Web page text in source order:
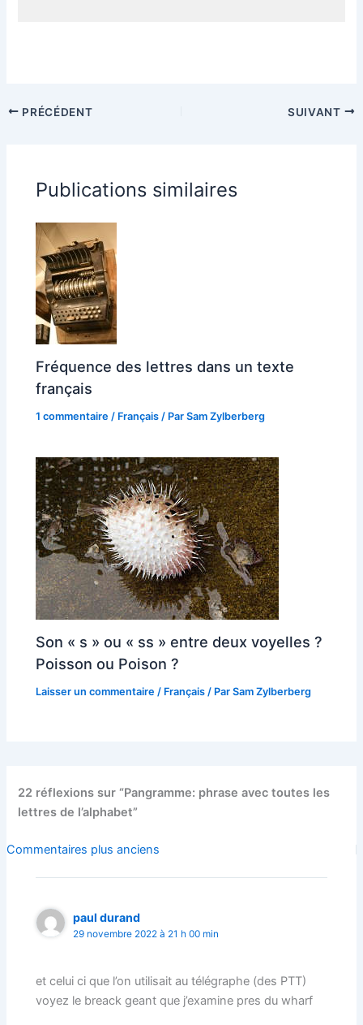
PRÉCÉDENT SUIVANT
Publications similaires
Fréquence des lettres dans un texte
français
1 commentaire / Français / ParSam Zylberberg
Son « s » ou « ss » entre deux voyelles ?
Poisson ou Poison ?
Laisser un commentaire / Français / ParSam Zylberberg
22 réflexions sur “Pangramme: phrase avec toutes les
lettres de l’alphabet”
Commentaires
Commentaires plus anciens
paul durand
29 novembre 2022 à 21 h 00 min
et celui ci que l’on utilisait au télégraphe (des PTT)
voyez le breack geant que j’examine pres du wharf